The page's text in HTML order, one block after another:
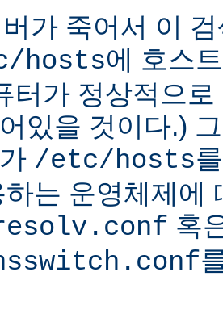
가 죽어서 이
hosts에 호스
터가 정상적으
있을 것이다.)
/etc/hosts
하는 운영체제에
혹